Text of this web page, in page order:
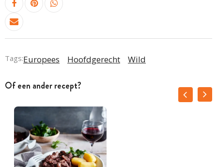
Tags:Europees Hoofdgerecht Wild
Of een ander recept?